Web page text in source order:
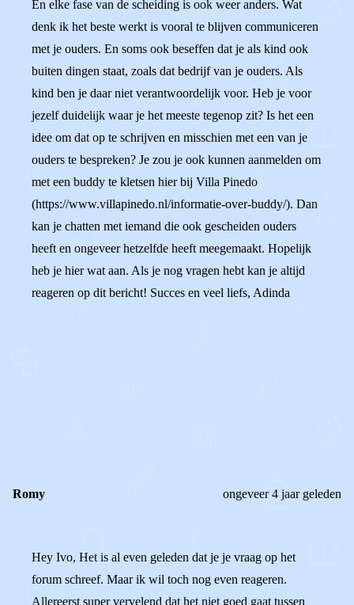
En elke fase van de scheiding is ook weer anders. Wat
denk ik het beste werkt is vooral te blijven communiceren
met je ouders. En soms ook beseffen dat je als kind ook
buiten dingen staat, zoals dat bedrijf van je ouders. Als
kind ben je daar niet verantwoordelijk voor. Heb je voor
jezelf duidelijk waar je het meeste tegenop zit? Is het een
idee om dat op te schrijven en misschien met een van je
ouders te bespreken? Je zou je ook kunnen aanmelden om
met een buddy te kletsen hier bij Villa Pinedo
(https://www.villapinedo.nl/informatie-over-buddy/). Dan
kan je chatten met iemand die ook gescheiden ouders
heeft en ongeveer hetzelfde heeft meegemaakt. Hopelijk
heb je hier wat aan. Als je nog vragen hebt kan je altijd
reageren op dit bericht! Succes en veel liefs, Adinda
Romy ongeveer 4 jaar geleden
Hey Ivo, Het is al even geleden dat je je vraag op het
forum schreef. Maar ik wil toch nog even reageren.
Allereerst super vervelend dat het niet goed gaat tussen